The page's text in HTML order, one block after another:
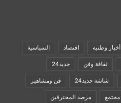
أخبار وطنية اقتصاد السياسية
ثقافة وفن جديد24
شاشة جديد24 فن ومشاهير
مجتمع مرصد المحترفين